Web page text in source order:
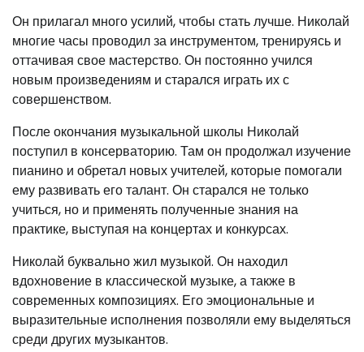
Он прилагал много усилий, чтобы стать лучше. Николай
многие часы проводил за инструментом, тренируясь и
оттачивая свое мастерство. Он постоянно учился
новым произведениям и старался играть их с
совершенством.
После окончания музыкальной школы Николай
поступил в консерваторию. Там он продолжал изучение
пианино и обретал новых учителей, которые помогали
ему развивать его талант. Он старался не только
учиться, но и применять полученные знания на
практике, выступая на концертах и конкурсах.
Николай буквально жил музыкой. Он находил
вдохновение в классической музыке, а также в
современных композициях. Его эмоциональные и
выразительные исполнения позволяли ему выделяться
среди других музыкантов.